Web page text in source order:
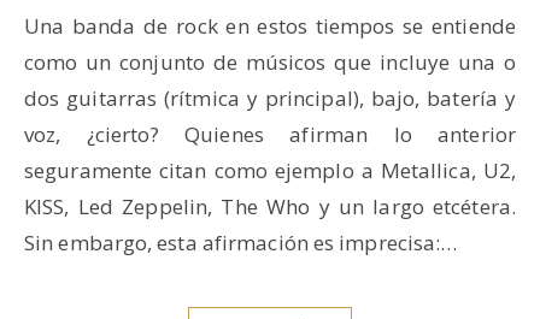
Una banda de rock en estos tiempos se entiende
como un conjunto de músicos que incluye una o
dos guitarras (rítmica y principal), bajo, batería y
voz, ¿cierto? Quienes afirman lo anterior
seguramente citan como ejemplo a Metallica, U2,
KISS, Led Zeppelin, The Who y un largo etcétera.
Sin embargo, esta afirmación es imprecisa:…